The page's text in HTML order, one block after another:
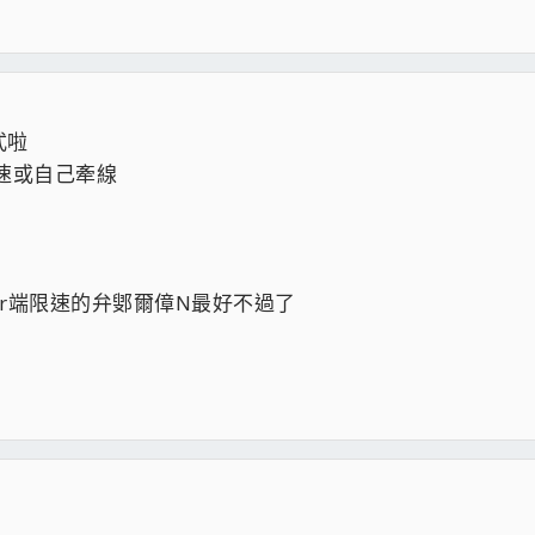
啦
或自己牽線
限速的弁鄋爾傽N最好不過了